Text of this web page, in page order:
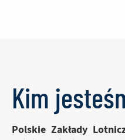
Kim
Polskie Zakłady